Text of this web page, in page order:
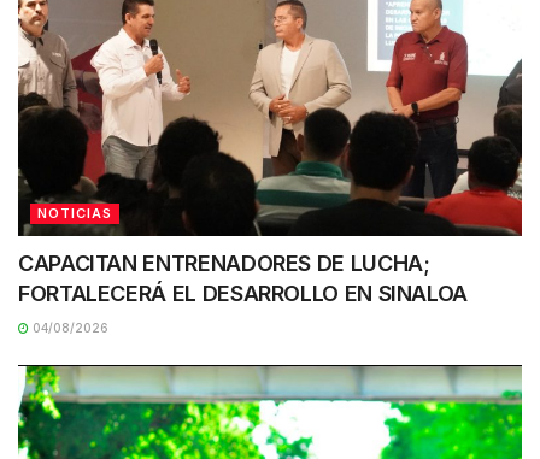
NOTICIAS
CAPACITAN ENTRENADORES DE LUCHA;
FORTALECERÁ EL DESARROLLO EN SINALOA
04/08/2026